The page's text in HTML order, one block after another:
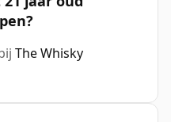
The Whisky